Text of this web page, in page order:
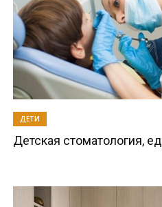
ДЕТИ
Детская стоматология,